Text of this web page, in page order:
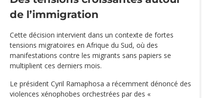
de l’immigration
Cette décision intervient dans un contexte de fortes
tensions migratoires en Afrique du Sud, où des
manifestations contre les migrants sans papiers se
multiplient ces derniers mois.
Le président Cyril Ramaphosa a récemment dénoncé des
violences xénophobes orchestrées par des «